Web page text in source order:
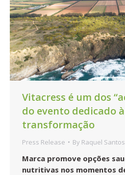
Vitacress é um dos
do evento dedicado à
transformação
Press Release By Raquel Santos
Marca promove opções
nutritivas nos momentos